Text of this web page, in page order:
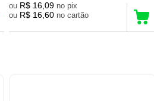
ou R$ 16,09
no pix
ou R$ 16,60 no cartão